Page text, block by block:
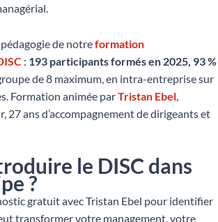
de notreformation
: 193 participants formés en 2025, 93 %
de 8 maximum, en intra-entreprise sur
Formation animée parTristan Ebel
27 ans d’accompagnement de dirigeants et
le DISC dans
?
gratuit avec Tristan Ebel pour identifier
transformer votre management, votre